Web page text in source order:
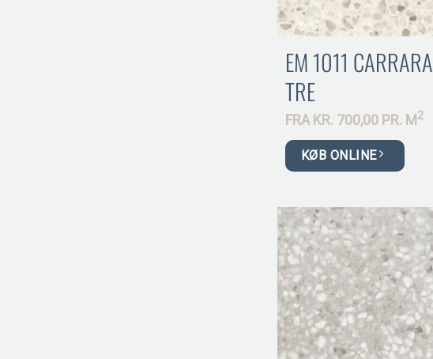
EM 1011 CARRARA
TRE
FRA KR. 700,00 PR. M2
KØB ONLINE